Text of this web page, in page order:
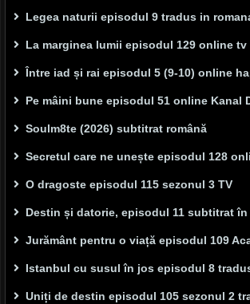
Legea naturii episodul 9 tradus in
La marginea lumii episodul 129 online tv
Între iad și rai episodul 5 (9-10) online
Pe mâini bune episodul 51 online Kanal
Soulm8te (2026) subtitrat română
Secretul care ne unește episodul 128
O dragoste episodul 115 sezonul 3 TV
Destin și datorie, episodul 11 subtitrat în
Jurământ pentru o viață episodul 109
Istanbul cu susul în jos episodul 8
Uniți de destin episodul 105 sezonul 2